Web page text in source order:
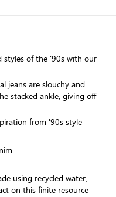
of the '90s with our
jeans are slouchy and
stacked ankle, giving off
from '90s style
using recycled water,
on this finite resource